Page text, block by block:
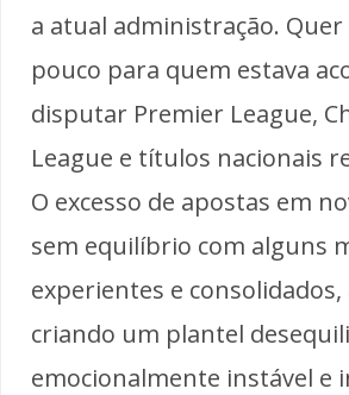
a atual administração.
pouco para quem estava
disputar Premier League,
League e títulos nacionais
O excesso de apostas em
sem equilíbrio com alguns
experientes e consolidados,
criando um plantel
emocionalmente instável e